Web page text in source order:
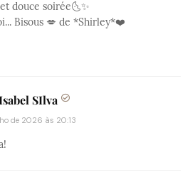
douce soirée🌜✨
Bisous 💋 de *Shirley*❤️
SIlva
de 2026 às 20:13